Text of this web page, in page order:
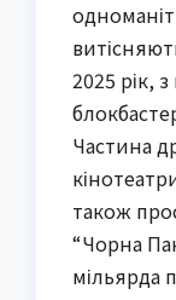
2025 рік,
Частина
також
“Чорна
мільярда